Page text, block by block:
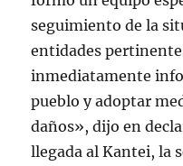
seguimiento de la
entidades
inmediatamente
pueblo y adoptar
daños», dijo en
llegada al Kantei, la